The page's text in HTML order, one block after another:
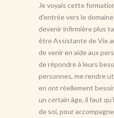
Je voyais cette
d'entrée vers le
devenir infirmière plus
être Assistante de Vie
de venir en aide aux
de répondre à leurs
personnes, me rendre
en ont réellement
un certain âge, il faut
de soi, pour